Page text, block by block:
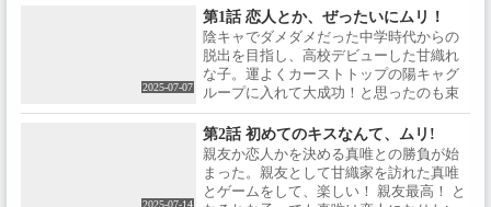
る甘織れな子。だったはずが
──。「君に恋をしてしまったん
だ…」「待って！ 友達どこいっ
た！？」友達？恋人？揺れ動く
気持ちの間で、笑い、悩み、そ
して進め！乙女たち。ノンスト
ィ、ここに開幕！【スタッフ】
原作：みかみてれん／イラス
ト：竹嶋えく（集英社ダッシュ
エックス文庫刊）監督：内沼菜
うもがんばる甘織れな子。だっ
たはずが──。「君に恋をしてし
まったんだ…」「待って！ 友達
どこいった！？」友達？恋人？
揺れ動く気持ちの間で、笑い、
悩み、そして進め！乙女たち。
ノンストップ・青春ガールズラ
ブコメディ、ここに開幕！【ス
タッフ】原作：みかみてれん／
イラスト：竹嶋えく（集英社ダ
ッシュエックス文庫刊）監督：
ナヲアカリ「ムリムリ進化論」
作詞・作曲：ナユタセイジ / 編
Labels/ fanfarecord）🎤エンディ
ング・テーマ / フィロソフィーの
ダンス「迷っちゃうわ」作詞・
Music Labels/ gr8!records）【イ
ントロダクション】「勝ち取る
んだ最高の学園生活を！」ぼっ
ちな中学生時代から変わるた
2025-07-07
第1話 恋人とか、ぜったいにムリ！
陰キャでダメダメだった中学時代からの
脱出を目指し、高校デビューした甘織れ
な子。運よくカーストトップの陽キャグ
ループに入れて大成功！と思ったのも束
の間、根が陰キャなままのれな子はすぐ
限界を迎えてしまう。さらには、学園の
スパダリと呼ばれる王塚真唯に告白され
ちゃって―⁉待って！わたしが思ってた最
高の学園生活と違うかも⁉
2025-07-14
第2話 初めてのキスなんて、ムリ!
親友か恋人かを決める真唯との勝負が始
まった。親友として甘織家を訪れた真唯
とゲームをして、楽しい！ 親友最高！ と